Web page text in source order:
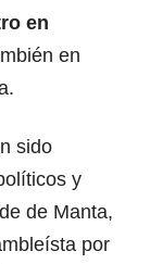
en
en
sido
y
de Manta,
por